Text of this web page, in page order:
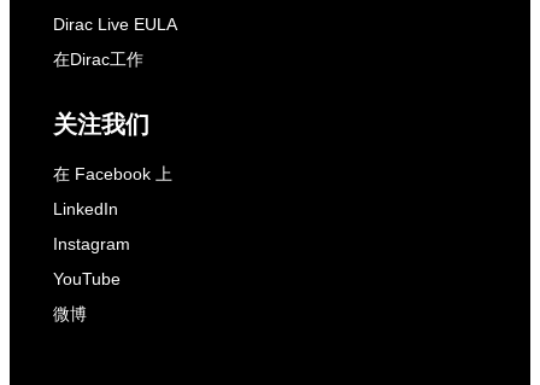
Dirac Live EULA
在Dirac工作
关注我们
在 Facebook 上
LinkedIn
Instagram
YouTube
微博